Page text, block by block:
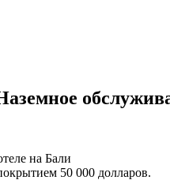
на Бали
50 000 долларов.